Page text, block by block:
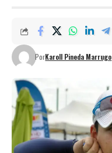
PorKaroll Pineda Marrugo